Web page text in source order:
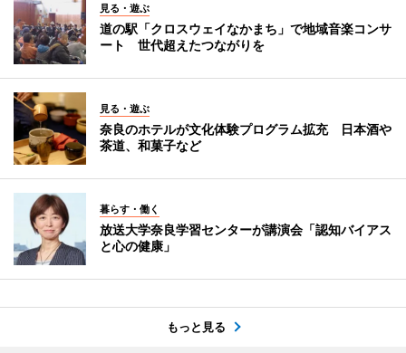
見る・遊ぶ
道の駅「クロスウェイなかまち」で地域音楽コンサ
ート 世代超えたつながりを
見る・遊ぶ
奈良のホテルが文化体験プログラム拡充 日本酒や
茶道、和菓子など
暮らす・働く
放送大学奈良学習センターが講演会「認知バイアス
と心の健康」
もっと見る